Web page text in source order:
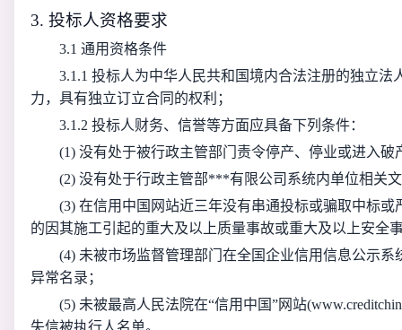
3. 投标人资格要求
3.1 通用资格条件
3.1.1 投标人为中华人民共和国境内合法注册的独立
力，具有独立订立合同的权利；
3.1.2 投标人财务、信誉等方面应具备下列条件：
(1) 没有处于被行政主管部门责令停产、停业或进入破
(2) 没有处于行政主管部***有限公司系统内单位相关
(3) 在信用中国网站近三年没有串通投标或骗取中标
的因其施工引起的重大及以上质量事故或重大及以上安全
(4) 未被市场监督管理部门在全国企业信用信息公示
异常名录；
(5) 未被最高人民法院在“信用中国”网站
失信被执行人名单。